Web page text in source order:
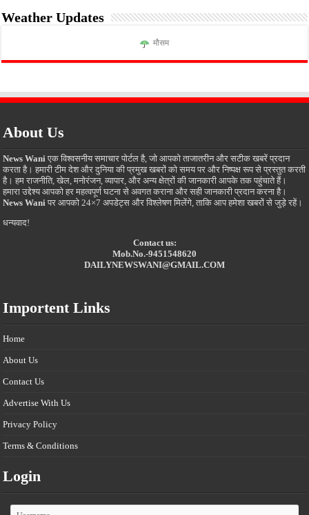
Weather Updates
मौसम
About Us
News Wani एक विश्वसनीय समाचार पोर्टल है, जो आपको ताजातरीन और सटीक खबरें प्रदान
करता है। हमारी टीम देश और दुनिया की प्रमुख खबरों को समय पर और निष्पक्ष रूप से प्रस्तुत करती
है। हम राजनीति, खेल, मनोरंजन, व्यापार, और अन्य क्षेत्रों की जानकारी आपके तक पहुंचाते हैं।
हमारा उद्देश्य आपको हर महत्वपूर्ण घटना से अवगत कराना और सही जानकारी प्रदान करना है।
News Wani पर आपको 24×7 अपडेट्स और विश्लेषण मिलेंगे, ताकि आप हमेशा खबरों से जुड़े रहें।
धन्यवाद!
Contact us:
Mob.No.-9451548620
DAILYNEWSWANI@GMAIL.COM
Importent Links
Home
About Us
Contact Us
Advertise With Us
Privacy Policy
Terms & Conditions
Login